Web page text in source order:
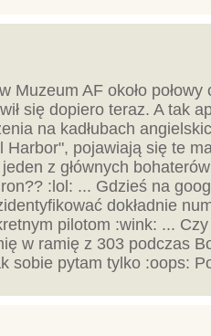
Muzeum AF około
się dopiero teraz. A tak
na kadłubach
Harbor", pojawiają się te
z głównych
:lol: ... Gdzieś na
dokładnie
pilotom :wink: ...
w ramię z 303 podczas
sobie pytam tylko :oops: